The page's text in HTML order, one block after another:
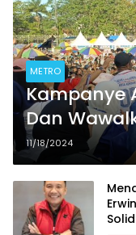
METRO
Kampanye
Dan
Dihadiri
Pendukung
11/18/2024
Solid